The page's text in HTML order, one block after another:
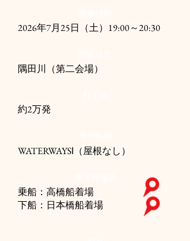
2026年7月25日（土） 19:00～20:30
​隅田川（第二会場）
約2万発
WATERWAYSⅠ（屋根なし）
乗船：高橋船着場
下船：日本橋船着場